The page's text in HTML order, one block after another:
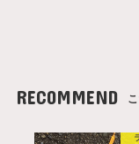
RECOMMEND